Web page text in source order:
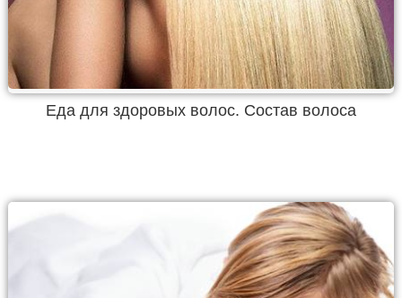
Еда для здоровых волос. Состав волоса